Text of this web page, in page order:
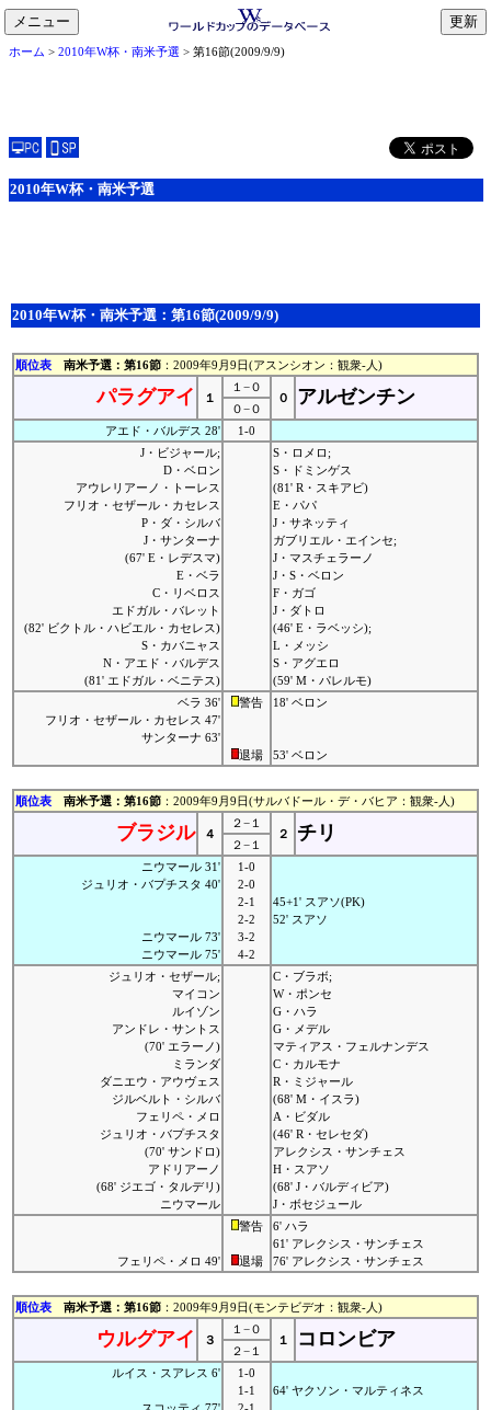
メニュー
toggle
navigation
ホーム > 2010年W杯・南米予選 > 第16節(2009/9/9)
2010年W杯・南米予選
2010年W杯・南米予選：第16節(2009/9/9)
順位表 南米予選：第16節 ：2009年9月9日(アスンシオン：観衆-人)
パラグアイ １
１−０
０
アルゼンチン
０−０
アエド・バルデス 28'
1-0
J・ビジャール;
D・ベロン
アウレリアーノ・トーレス
フリオ・セザール・カセレス
P・ダ・シルバ
J・サンターナ
(67' E・レデスマ)
E・ベラ
C・リベロス
エドガル・バレット
(82' ビクトル・ハビエル・カセレス)
S・カバニャス
N・アエド・バルデス
(81' エドガル・ベニテス)
S・ロメロ;
S・ドミンゲス
(81' R・スキアビ)
E・パパ
J・サネッティ
ガブリエル・エインセ;
J・マスチェラーノ
J・S・ベロン
F・ガゴ
J・ダトロ
(46' E・ラベッシ);
L・メッシ
S・アグエロ
(59' M・パレルモ)
ベラ 36'
フリオ・セザール・カセレス 47'
サンターナ 63'
警告
退場
18' ベロン
53' ベロン
順位表 南米予選：第16節 ：2009年9月9日(サルバドール・デ・バヒア：観衆-人)
ブラジル ４
２−１
２
チリ
２−１
ニウマール 31'
ジュリオ・バプチスタ 40'
ニウマール 73'
ニウマール 75'
1-0
2-0
2-1
2-2
3-2
4-2
45+1' スアソ(PK)
52' スアソ
ジュリオ・セザール;
マイコン
ルイゾン
アンドレ・サントス
(70' エラーノ)
ミランダ
ダニエウ・アウヴェス
ジルベルト・シルバ
フェリペ・メロ
ジュリオ・バプチスタ
(70' サンドロ)
アドリアーノ
(68' ジエゴ・タルデリ)
ニウマール
C・ブラボ;
W・ポンセ
G・ハラ
G・メデル
マティアス・フェルナンデス
C・カルモナ
R・ミジャール
(68' M・イスラ)
A・ビダル
(46' R・セレセダ)
アレクシス・サンチェス
H・スアソ
(68' J・バルディビア)
J・ボセジュール
フェリペ・メロ 49'
警告
退場
6' ハラ
61' アレクシス・サンチェス
76' アレクシス・サンチェス
順位表 南米予選：第16節 ：2009年9月9日(モンテビデオ：観衆-人)
ウルグアイ ３
１−０
１
コロンビア
２−１
ルイス・スアレス 6'
1-0
1-1
64' ヤクソン・マルティネス